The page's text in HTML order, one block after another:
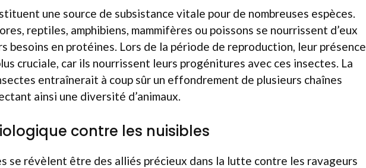
une source de subsistance vitale pour de nombreuses espèces.
reptiles, amphibiens, mammifères ou poissons se nourrissent d’eux
besoins en protéines. Lors de la période de reproduction, leur présence
cruciale, car ils nourrissent leurs progénitures avec ces insectes. La
entraînerait à coup sûr un effondrement de plusieurs chaînes
ainsi une diversité d’animaux.
contre les nuisibles
se révèlent être des alliés précieux dans la lutte contre les ravageurs